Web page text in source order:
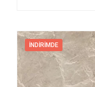
İNDIRIMDE